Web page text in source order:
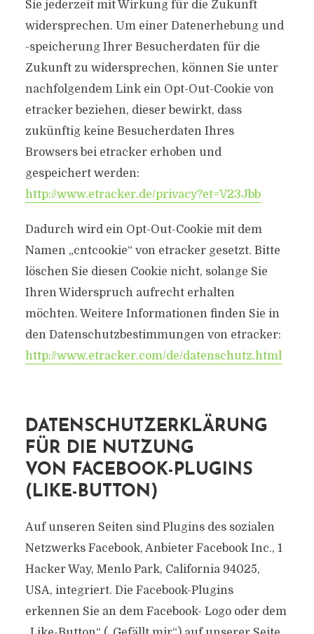
Sie jederzeit mit Wirkung für die Zukunft
widersprechen. Um einer Datenerhebung und
-speicherung Ihrer Besucherdaten für die
Zukunft zu widersprechen, können Sie unter
nachfolgendem Link ein Opt-Out-Cookie von
etracker beziehen, dieser bewirkt, dass
zukünftig keine Besucherdaten Ihres
Browsers bei etracker erhoben und
gespeichert werden:
http://www.etracker.de/privacy?et=V23Jbb
Dadurch wird ein Opt-Out-Cookie mit dem
Namen „cntcookie“ von etracker gesetzt. Bitte
löschen Sie diesen Cookie nicht, solange Sie
Ihren Widerspruch aufrecht erhalten
möchten. Weitere Informationen finden Sie in
den Datenschutzbestimmungen von etracker:
http://www.etracker.com/de/datenschutz.html
DATENSCHUTZERKLÄRUNG
FÜR DIE NUTZUNG
VON FACEBOOK-PLUGINS
(LIKE-BUTTON)
Auf unseren Seiten sind Plugins des sozialen
Netzwerks Facebook, Anbieter Facebook Inc., 1
Hacker Way, Menlo Park, California 94025,
USA, integriert. Die Facebook-Plugins
erkennen Sie an dem Facebook- Logo oder dem